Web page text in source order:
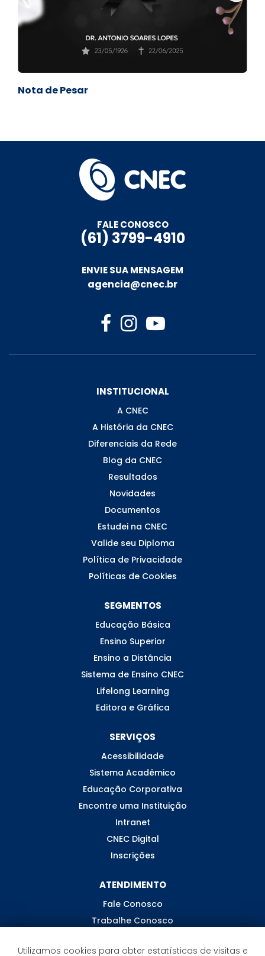
Nota de Pesar
FALE CONOSCO
(61) 3799-4910
ENVIE SUA MENSAGEM
agencia@cnec.br
INSTITUCIONAL
A CNEC
A História da CNEC
Diferenciais da Rede
Blog da CNEC
Resultados
Novidades
Documentos
Estudei na CNEC
Valide seu Diploma
Política de Privacidade
Políticas de Cookies
SEGMENTOS
Educação Básica
Ensino Superior
Ensino a Distância
Sistema de Ensino CNEC
Lifelong Learning
Editora e Gráfica
SERVIÇOS
Acessibilidade
Sistema Acadêmico
Educação Corporativa
Encontre uma Instituição
Intranet
CNEC Digital
Inscrições
ATENDIMENTO
Fale Conosco
Trabalhe Conosco
Utilizamos cookies para obter estatísticas de visitas e